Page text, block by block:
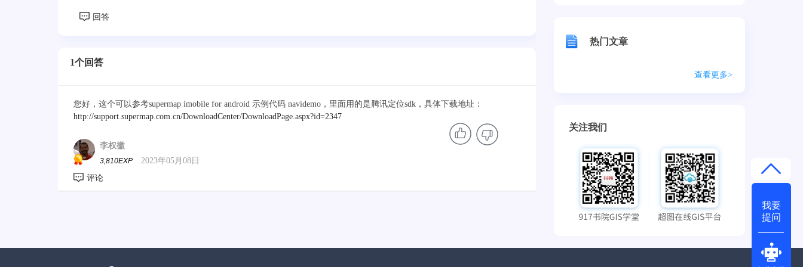
我要
提问
1个回答
您好，这个可以参考supermap imobile for android 示例代码 navidemo，里面用的是腾讯定位sdk，具体下载地址：
http://support.supermap.com.cn/DownloadCenter/DownloadPage.aspx?id=2347
李权徽
3,810EXP 2023年05月08日
热门文章
查看更多>
关注我们